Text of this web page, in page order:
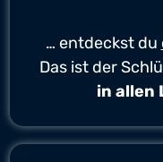
… entdeckst du
Das ist der
in allen